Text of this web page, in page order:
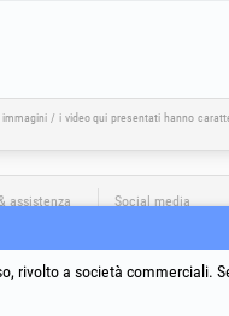
immagini / i video qui presentati hanno
assistenza Social media
rivolto a società commerciali.